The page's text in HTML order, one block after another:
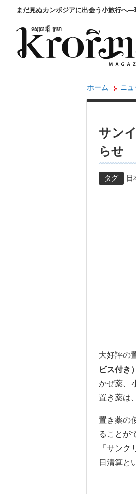
まだ見ぬカンボジアに出会う小旅行へ―
ホーム ニュ
サン
らせ
タグ 日
大好評の
ビス付き
かぜ薬、
置き薬は
置き薬の
ることが
「サン
日清算と